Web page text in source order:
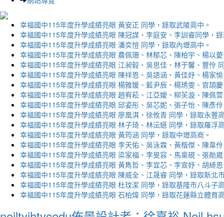
幸福國中115年度升學成績亮眼 黃安正 同學，錄取武陵高中。
幸福國中115年度升學成績亮眼 陳冠謀、李庭安、李訓睿同學，
幸福國中115年度升學成績亮眼 潘奕愷 同學，錄取內壢高中。
幸福國中115年度升學成績亮眼 農佩珊、林郁芯、陳柏宇、楊以
幸福國中115年度升學成績亮眼 江昶毅、吳思佳、林于馨、豐伶
幸福國中115年度升學成績亮眼 陳祥恩、吳語涵、黃佳妤、楊家
幸福國中115年度升學成績亮眼 楊雅媛、藍尹辰、楊琇雯、官頡
幸福國中115年度升學成績亮眼 趙宥菘、江亞嬡、柳芙漩、陳佩
幸福國中115年度升學成績亮眼 邱姿彤、吳芯妮、張子怡、陳彥
幸福國中115年度升學成績亮眼 廖凰淇、徐攸青 同學，錄取永豐
幸福國中115年度升學成績亮眼 林子琦、林沄嬨 同學，錄取羅浮
幸福國中115年度升學成績亮眼 黃筠涵 同學，錄取中壢高商。
幸福國中115年度升學成績亮眼 李天佑、吳泳霖、黃楷傑、陳韋
幸福國中115年度升學成績亮眼 梁家福、李旻容、馬稟硯、張勛
幸福國中115年度升學成績亮眼 黃雋哲、李宜芯、李宣妤、胡綺
幸福國中115年度升學成績亮眼 陳威全、江晟睿 同學，錄取新北
幸福國中115年度升學成績亮眼 杜玟潔 同學，錄取基隆市八斗子
幸福國中115年度升學成績亮眼 石柏煒 同學，錄取花蓮縣立體育